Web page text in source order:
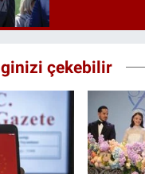
çekebilir